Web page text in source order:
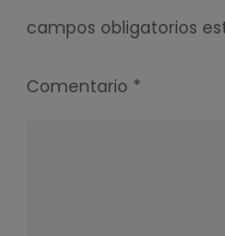
campos obligatorios
Comentario *